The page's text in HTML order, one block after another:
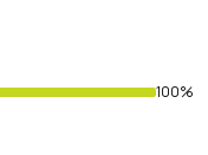
100%